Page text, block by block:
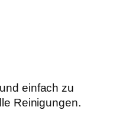
einfach zu
Reinigungen.